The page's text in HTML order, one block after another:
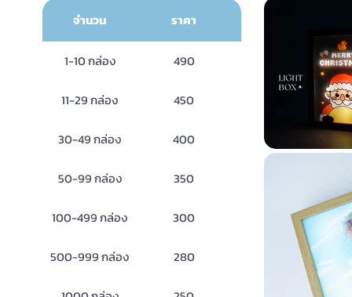
จำนวน ราคา
1-10 กล่อง 490
11-29 กล่อง 450
30-49 กล่อง 400
50-99 กล่อง 350
100-499 กล่อง 300
500-999 กล่อง 280